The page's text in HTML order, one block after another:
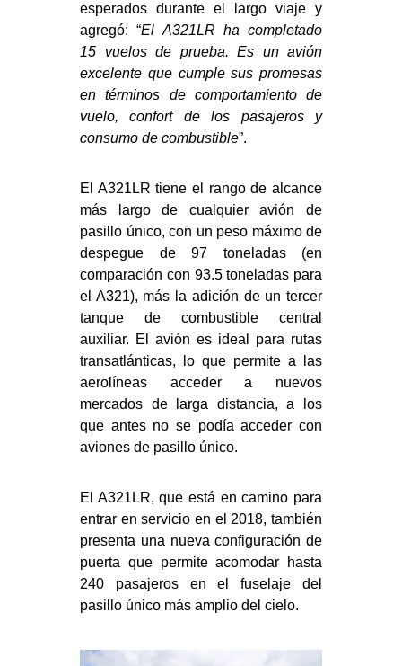
esperados durante el largo viaje y
agregó: “El A321LR ha completado
15 vuelos de prueba. Es un avión
excelente que cumple sus promesas
en términos de comportamiento de
vuelo, confort de los pasajeros y
consumo de combustible”.
El A321LR tiene el rango de alcance
más largo de cualquier avión de
pasillo único, con un peso máximo de
despegue de 97 toneladas (en
comparación con 93.5 toneladas para
el A321), más la adición de un tercer
tanque de combustible central
auxiliar. El avión es ideal para rutas
transatlánticas, lo que permite a las
aerolíneas acceder a nuevos
mercados de larga distancia, a los
que antes no se podía acceder con
aviones de pasillo único.
El A321LR, que está en camino para
entrar en servicio en el 2018, también
presenta una nueva configuración de
puerta que permite acomodar hasta
240 pasajeros en el fuselaje del
pasillo único más amplio del cielo.